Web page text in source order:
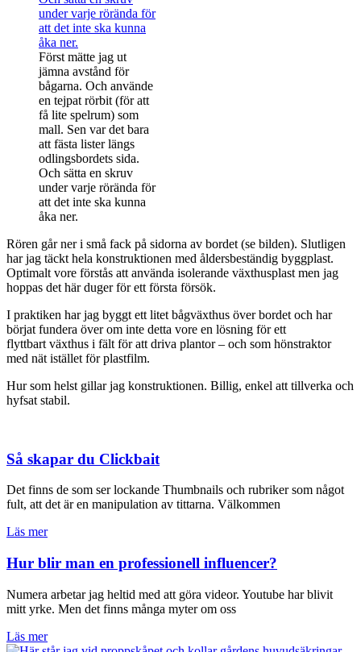
Först mätte jag ut
jämna avstånd för
bågarna. Och använde
en tejpat rörbit (för att
få lite spelrum) som
mall. Sen var det bara
att fästa lister längs
odlingsbordets sida.
Och sätta en skruv
under varje rörända för
att det inte ska kunna
åka ner.
Rören går ner i små fack på sidorna av bordet (se bilden). Slutligen
har jag täckt hela konstruktionen med åldersbeständig byggplast.
Optimalt vore förstås att använda isolerande växthusplast men jag
hoppas det här duger för ett första försök.
I praktiken har jag byggt ett litet bågväxthus över bordet och har
börjat fundera över om inte detta vore en lösning för ett
flyttbart växthus i fält för att driva plantor – och som hönstraktor
med nät istället för plastfilm.
Hur som helst gillar jag konstruktionen. Billig, enkel att tillverka och
hyfsat stabil.
Så skapar du Clickbait
Det finns de som ser lockande Thumbnails och rubriker som något
fult, att det är en manipulation av tittarna. Välkommen
Läs mer
Hur blir man en professionell influencer?
Numera arbetar jag heltid med att göra videor. Youtube har blivit
mitt yrke. Men det finns många myter om oss
Läs mer